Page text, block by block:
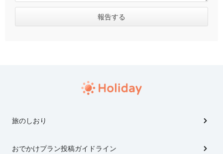
旅のしおり
おでかけプラン投稿ガイドライン